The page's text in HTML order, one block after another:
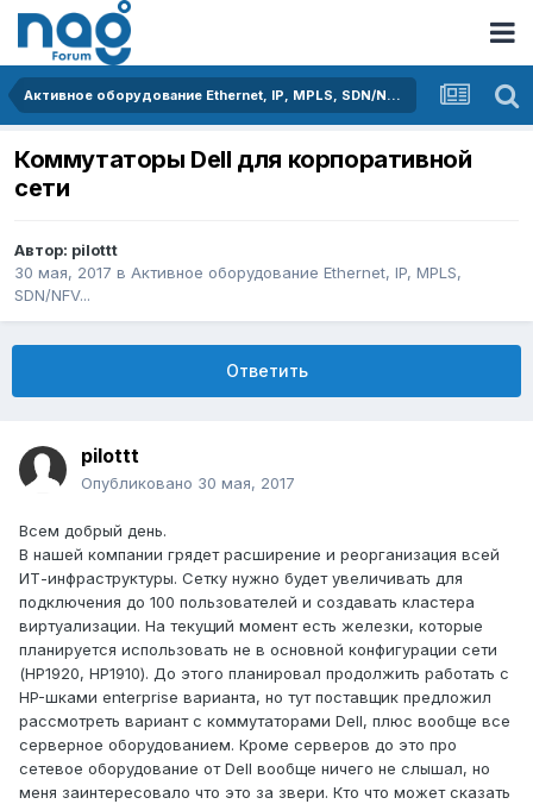
Активное оборудование Ethernet, IP, MPLS, SDN/NFV...
Коммутаторы Dell для корпоративной
сети
Автор: pilottt
30 мая, 2017 в Активное оборудование Ethernet, IP, MPLS,
SDN/NFV...
Ответить
pilottt
Опубликовано 30 мая, 2017
Всем добрый день.
В нашей компании грядет расширение и реорганизация всей
ИТ-инфраструктуры. Сетку нужно будет увеличивать для
подключения до 100 пользователей и создавать кластера
виртуализации. На текущий момент есть железки, которые
планируется использовать не в основной конфигурации сети
(HP1920, HP1910). До этого планировал продолжить работать с
HP-шками enterprise варианта, но тут поставщик предложил
рассмотреть вариант с коммутаторами Dell, плюс вообще все
серверное оборудованием. Кроме серверов до это про
сетевое оборудование от Dell вообще ничего не слышал, но
меня заинтересовало что это за звери. Кто что может сказать